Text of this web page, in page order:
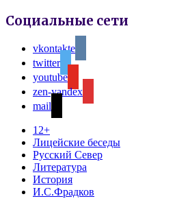
Социальные сети
vkontakte
twitter
youtube
zen-yandex
mail
12+
Лицейские беседы
Русский Север
Литература
История
И.С.Фрадков